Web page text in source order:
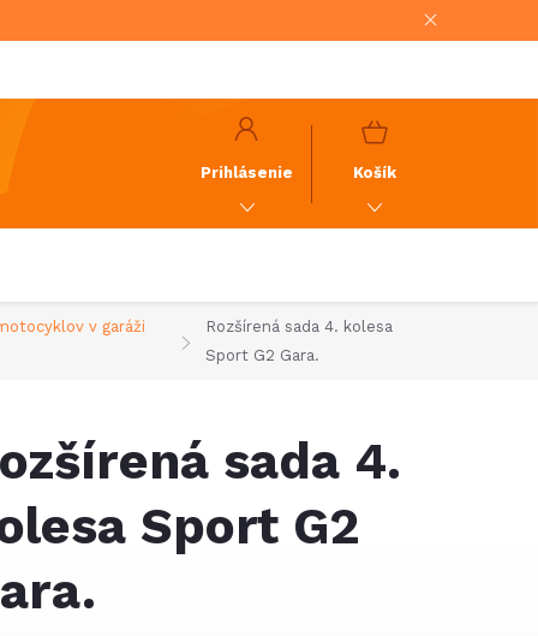
Prihlásenie
NÁKUPNÝ
Košík
v garáži
Rozšírená sada 4. kolesa
Sport G2 Gara.
sada 4.
Sport G2